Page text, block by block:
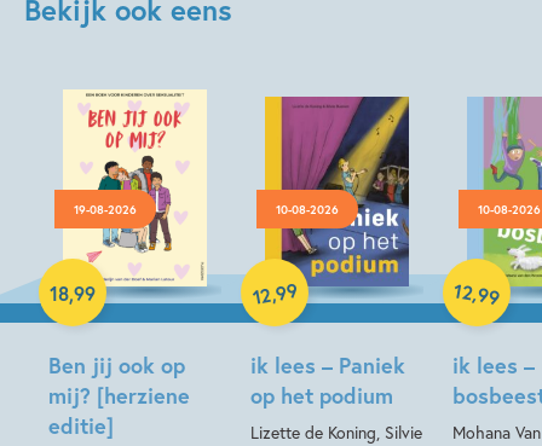
Bekijk ook eens
19-08-2026
Ben jij ook op
mij? [herziene
editie]
18,99
Hardcover
10-08-2026
ik lees – Paniek
op het podium
Lizette de Koning, Silvie
12,99
Hardcover
10-08-2026
ik lees –
Mohana
12,99
Hardcover